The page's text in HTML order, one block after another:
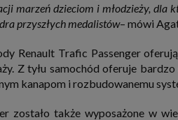
oraz
marzeń dzieciom i młodzieży, dla
przyszłych medalistów– mówi
Renault Trafic Passenger
Z tyłu samochód oferuje
kanapom i rozbudowanemu
zostało także wyposażone w